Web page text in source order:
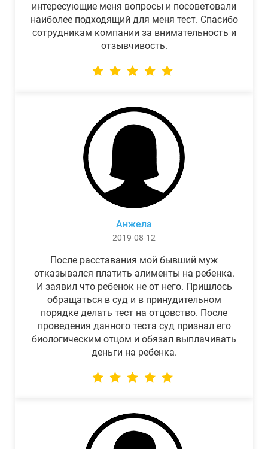
интересующие меня вопросы и посоветовали
наиболее подходящий для меня тест. Спасибо
сотрудникам компании за внимательность и
отзывчивость.
Анжела
2019-08-12
После расставания мой бывший муж
отказывался платить алименты на ребенка.
И заявил что ребенок не от него. Пришлось
обращаться в суд и в принудительном
порядке делать тест на отцовство. После
проведения данного теста суд признал его
биологическим отцом и обязал выплачивать
деньги на ребенка.